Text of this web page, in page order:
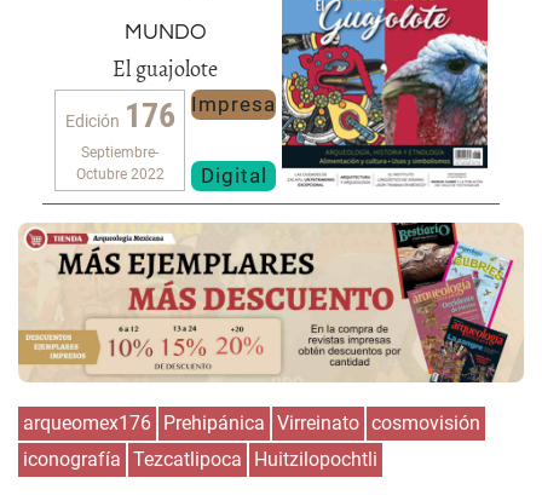
mundo
El guajolote
Edición 176
Septiembre-
Octubre 2022
Impresa
Digital
arqueomex176 Prehipánica Virreinato cosmovisión
iconografía Tezcatlipoca Huitzilopochtli